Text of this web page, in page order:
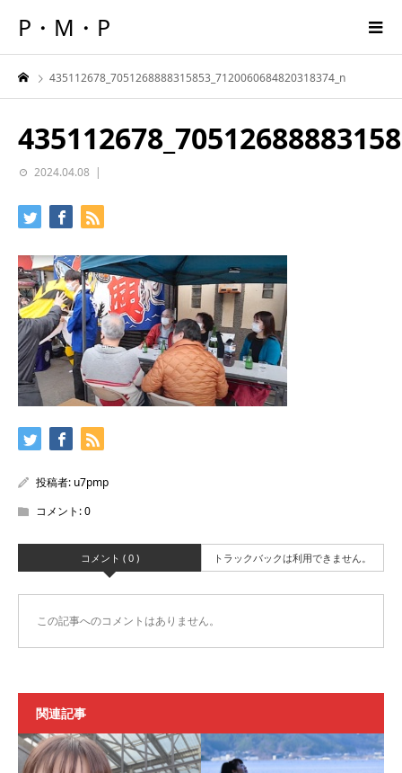
P・M・P
435112678_7051268888315853_7120060684820318374_n
2024.04.08
投稿者: u7pmp
コメント:0
コメント ( 0 ) トラックバックは利用できません。
この記事へのコメントはありません。
関連記事